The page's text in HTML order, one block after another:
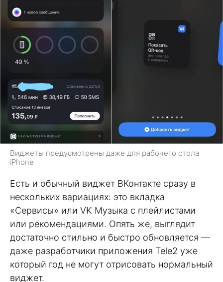
Виджеты предусмотрены даже для рабочего стола
iPhone
Есть и обычный виджет ВКонтакте сразу в
нескольких вариациях: это вкладка
«Сервисы» или VK Музыка с плейлистами
или рекомендациями. Опять же, выглядит
достаточно стильно и быстро обновляется —
даже разработчики приложения Tele2 уже
который год не могут отрисовать нормальный
виджет.